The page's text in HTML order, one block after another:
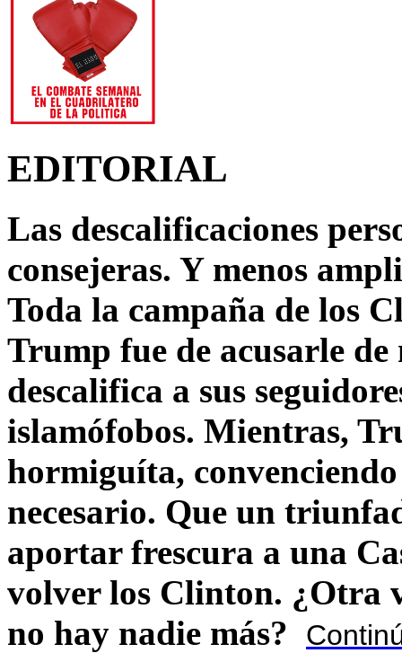
EDITORIAL
Las descalificaciones
consejeras. Y menos
Toda la campaña de los
Trump fue de acusarle
descalifica a sus
islamófobos. Mientras,
hormiguíta,
necesario. Que un
aportar frescura a una
volver los Clinton. ¿Otra
no hay nadie más?